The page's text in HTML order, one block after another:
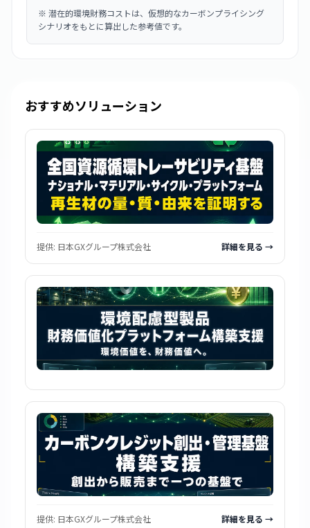
※ 潜在的環境財務コストは、仮想的なカーボンプライシング
シナリオをもとに算出した参考値です。
おすすめソリューション
提供: 日本GXグループ株式会社 詳細を見る →
提供: 日本GXグループ株式会社 詳細を見る →